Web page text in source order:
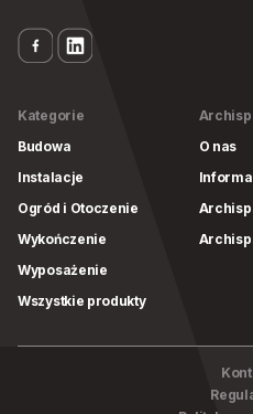
Kategorie
Budowa
Instalacje
Ogród i Otoczenie
Wykończenie
Wyposażenie
Wszystkie produkty
O nas